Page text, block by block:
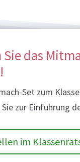
das
Set zum
zur Einführung
im